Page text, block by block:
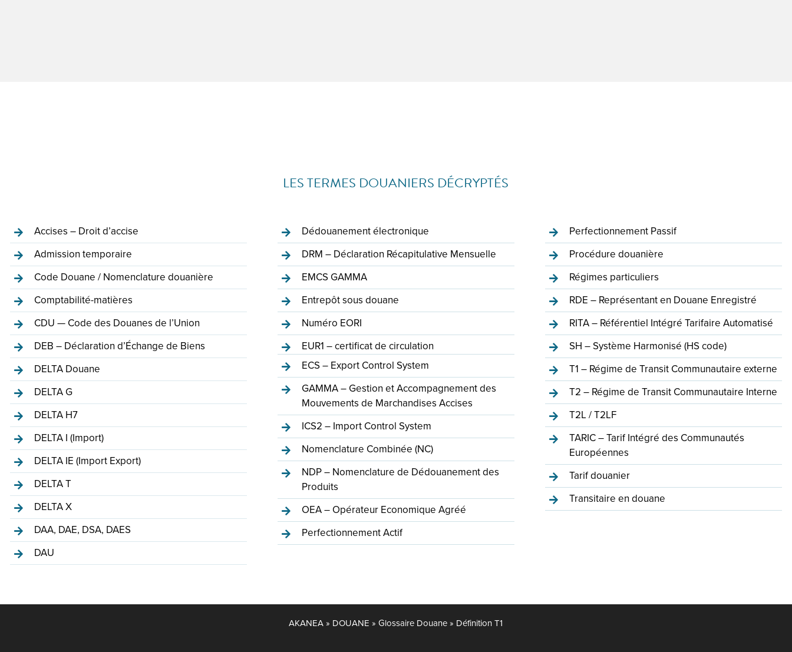
LES TERMES DOUANIERS DÉCRYPTÉS
Accises – Droit d’accise
Admission temporaire
Code Douane / Nomenclature douanière
Comptabilité-matières
CDU — Code des Douanes de l’Union
DEB – Déclaration d’Échange de Biens
DELTA Douane
DELTA G
DELTA H7
DELTA I (Import)
DELTA IE (Import Export)
DELTA T
DELTA X
DAA, DAE, DSA, DAES
DAU
Dédouanement électronique
DRM – Déclaration Récapitulative Mensuelle
EMCS GAMMA
Entrepôt sous douane
Numéro EORI
EUR1 – certificat de circulation
ECS – Export Control System
GAMMA – Gestion et Accompagnement des
Mouvements de Marchandises Accises
ICS2 – Import Control System
Nomenclature Combinée (NC)
NDP – Nomenclature de Dédouanement des
Produits
OEA – Opérateur Economique Agréé
Perfectionnement Actif
Perfectionnement Passif
Procédure douanière
Régimes particuliers
RDE – Représentant en Douane Enregistré
RITA – Référentiel Intégré Tarifaire Automatisé
SH – Système Harmonisé (HS code)
T1 – Régime de Transit Communautaire externe
T2 – Régime de Transit Communautaire Interne
T2L / T2LF
TARIC – Tarif Intégré des Communautés
Européennes
Tarif douanier
Transitaire en douane
AKANEA» DOUANE »Glossaire Douane» Définition T1